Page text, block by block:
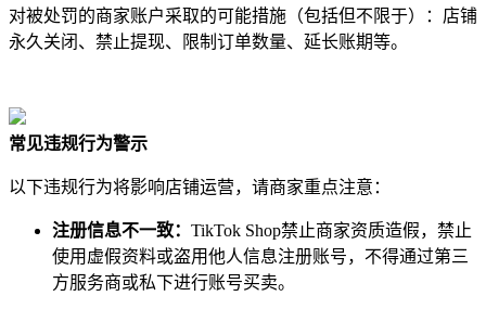
对被处罚的商家账户采取的可能措施（包括但不限于）：店铺
永久关闭、禁止提现、限制订单数量、延长账期等。
常见违规行为警示
以下违规行为将影响店铺运营，请商家重点注意：
注册信息不一致： TikTok Shop禁止商家资质造假，禁止
使用虚假资料或盗用他人信息注册账号，不得通过第三
方服务商或私下进行账号买卖。